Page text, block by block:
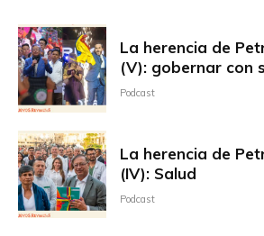
La herencia de
(V): gobernar con
Podcast
La herencia de
(IV): Salud
Podcast